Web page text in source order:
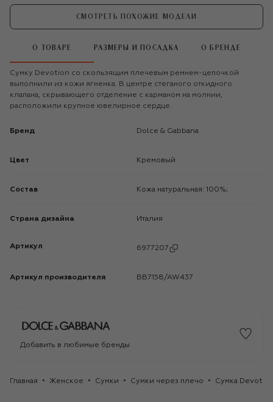
СМОТРЕТЬ ПОХОЖИЕ МОДЕЛИ
О ТОВАРЕ РАЗМЕРЫ И ПОСАДКА О БРЕНДЕ
Сумку Devotion со скользящим плечевым ремнем-цепочкой
выполнили из кожи ягненка. В центре стеганого откидного
клапана, скрывающего отделение с карманом на молнии,
расположили крупное ювелирное сердце.
Бренд Dolce & Gabbana
Цвет Кремовый
Состав Кожа натуральная: 100%;
Страна дизайна Италия
Артикул 6977207
Артикул производителя BB7158/AW437
Добавить в любимые бренды
Главная Женское Сумки Сумки через плечо Сумка